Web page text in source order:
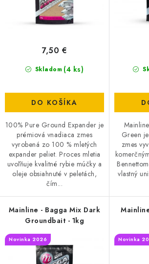
DOPRAVA
ZNAČKY
Doprava Navštívte našu predajňu v
Skladom (4 ks)
7,50 €
DO KOŠÍKA
100% Pure Ground Expander je
prémiová vnadiaca zmes
vyrobená zo 100 % mletých
expander peliet. Proces mletia
uvoľňuje kvalitné rybie múčky a
oleje obsiahnuté v peletách,
čím...
Green
zmes
vlastný
Mainline - Bagga Mix Dark
Groundbait - 1kg
Novinka 2026 Novinka